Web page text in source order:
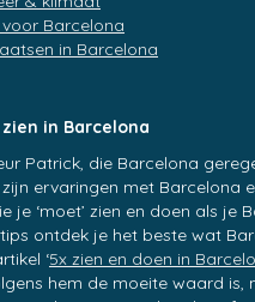
Barcelona
in Barcelona
in Barcelona
Patrick, die Barcelona
ervaringen met Barcelona
je ‘moet’ zien en doen als je
ontdek je het beste wat
‘5x zien en doen in
hem de moeite waard is,